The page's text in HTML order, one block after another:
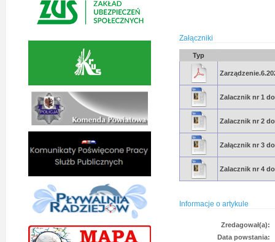
Załączniki
Typ
Zalacznik nr 1
Zalacznik nr 2
Załącznik nr 3
Zalacznik nr 4
Informacje o artykule
Zredagował(a):
Data powstania: